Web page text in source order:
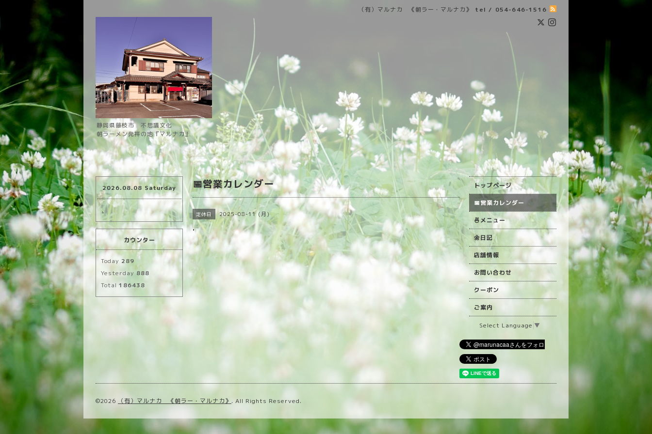
（有）マルナカ 《朝ラー・マルナカ》 tel / 054-646-1516
静岡県藤枝市 不思議文化
朝ラーメン発祥の地『マルナカ』
📅営業カレンダー
定休日 2025-08-11 (月)
.
トップページ
📅営業カレンダー
🍜メニュー
🌼日記
店舗情報
お問い合わせ
クーポン
ご案内
Select Language ▼
2026.08.08 Saturday
.
カウンター
Today 289
Yesterday 888
Total 186438
©2026 （有）マルナカ 《朝ラー・マルナカ》 . All Rights Reserved.